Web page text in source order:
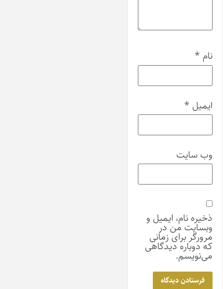
نام *
ایمیل *
وب‌ سایت
ذخیره نام، ایمیل و
وبسایت من در
مرورگر برای زمانی
که دوباره دیدگاهی
می‌نویسم.